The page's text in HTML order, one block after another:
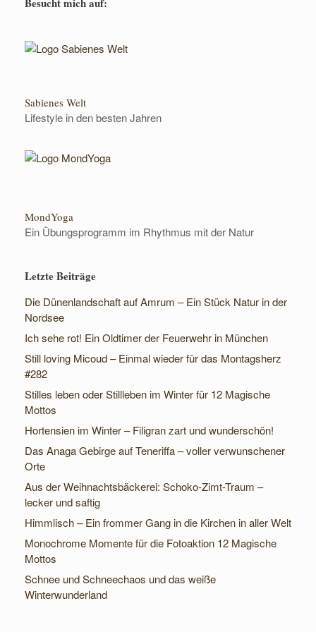
Sabienes Welt
Lifestyle in den besten Jahren
MondYoga
Ein Übungsprogramm im Rhythmus mit der Natur
Letzte Beiträge
Die Dünenlandschaft auf Amrum – Ein Stück Natur in der
Nordsee
Ich sehe rot! Ein Oldtimer der Feuerwehr in München
Still loving Micoud – Einmal wieder für das Montagsherz
#282
Stilles leben oder Stillleben im Winter für 12 Magische
Mottos
Hortensien im Winter – Filigran zart und wunderschön!
Das Anaga Gebirge auf Teneriffa – voller verwunschener
Orte
Aus der Weihnachtsbäckerei: Schoko-Zimt-Traum –
lecker und saftig
Himmlisch – Ein frommer Gang in die Kirchen in aller Welt
Monochrome Momente für die Fotoaktion 12 Magische
Mottos
Schnee und Schneechaos und das weiße
Winterwunderland